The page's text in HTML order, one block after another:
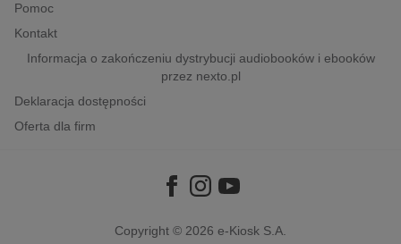
Pomoc
Kontakt
Informacja o zakończeniu dystrybucji audiobooków i ebooków
przez nexto.pl
Deklaracja dostępności
Oferta dla firm
Copyright © 2026 e-Kiosk S.A.